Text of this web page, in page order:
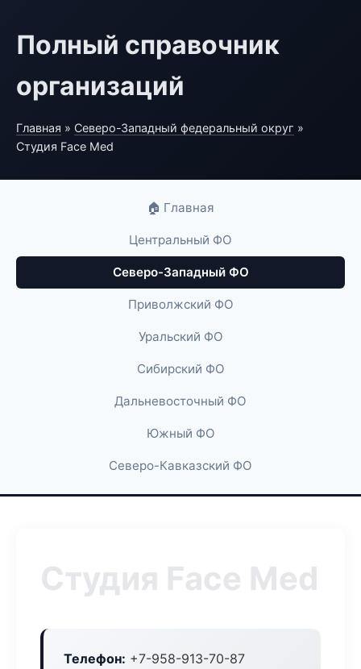
Полный справочник
организаций
Главная » Северо-Западный федеральный округ »
Студия Face Med
🏠 Главная
Центральный ФО
Северо-Западный ФО
Приволжский ФО
Уральский ФО
Сибирский ФО
Дальневосточный ФО
Южный ФО
Северо-Кавказский ФО
Студия Face Med
Телефон: +7-958-913-70-87